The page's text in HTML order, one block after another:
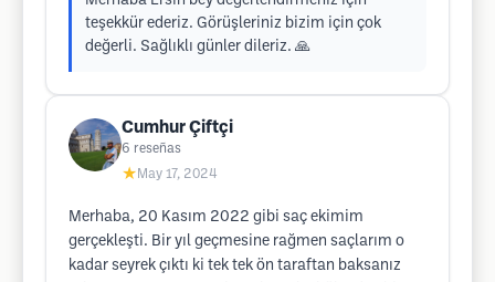
teşekkür ederiz. Görüşleriniz bizim için çok
değerli. Sağlıklı günler dileriz. 🙏
Cumhur Çiftçi
6 reseñas
★ May 17, 2024
Merhaba, 20 Kasım 2022 gibi saç ekimim
gerçekleşti. Bir yıl geçmesine rağmen saçlarım o
kadar seyrek çıktı ki tek tek ön taraftan baksanız